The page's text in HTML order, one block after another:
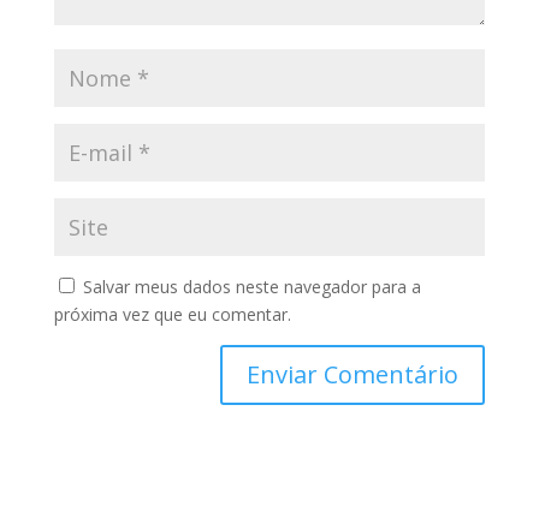
Salvar meus dados neste navegador para a
próxima vez que eu comentar.